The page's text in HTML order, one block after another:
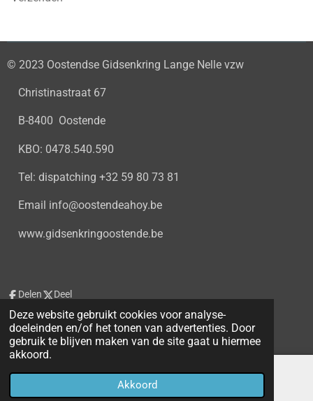
Deze website gebruikt cookies voor analyse-
doeleinden en/of het tonen van advertenties. Door
gebruik te blijven maken van de site gaat u hiermee
akkoord.
Akkoord
© 2023 Oostendse Gidsenkring Lange Nelle vzw
Christinastraat 67
B-8400 Oostende
KBO: 0478.540.590
Tel: dispatching +32 59 80 73 81
Email info@oostendeahoy.be
www.gidsenkringoostende.be
Delen Deel
Powered byJouwWeb
Telefoonnummer